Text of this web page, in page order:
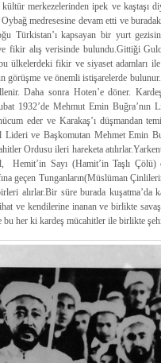
merkezelerinden ipek ve kaştaşı
medresesine devam etti ve
Türkistan’ı kapsayan bir yurt
fikir alış verisinde bulundu.Gittiği
ülkelerdeki fikir ve siyaset adamları ile
görüşme ve önemli istişarelerde
Daha sonra Hoten’e döner.
1932’de Mehmut Emin Buğra’nın
eder ve Karakaş’ı düşmandan
Lideri ve Başkomutan Mehmet Emin
Ordusu ileri hareketa
Hemit’in Sayı (Hamit’in Taşlı Çölü)
geçen Tunganların(Müslüman
alırlar.Bir süre burada kuşatma’da
ve kendilerine inanan ve birlikte
her ki kardeş mücahitler ile birlikte